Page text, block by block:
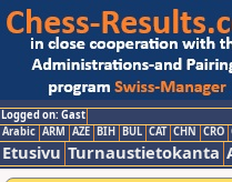
Logged on: Gast
Arabic ARM AZE BIH BUL CAT CHN CRO
Etusivu Turnaustietokanta